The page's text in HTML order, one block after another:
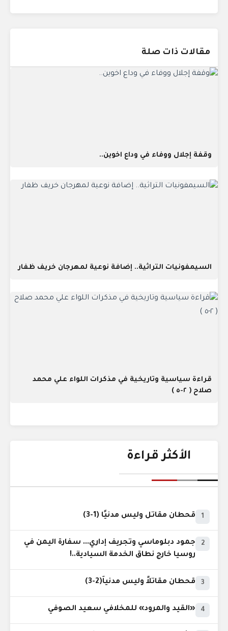
مقالات ذات صلة
وقفة إجلال ووفاء في وداع اخوين..
السيمفونيات التراثية.. إضافة نوعية لمهرجان خريف ظفار
قراءة سياسية وتاريخية في مذكرات اللواء علي محمد
صلاح ( ٢-٥ )
الأكثر قراءة
1 قحطان مقاتل وليس مدنيًا (1-3)
2
جمود دبلوماسي وتجريف إداري... سفارة اليمن في
روسيا خارج نطاق الخدمة السيادية..!
3 قحطان مقاتلاً وليس مدنياً(2-3)
4 «القيد والمرود» للمخلافي سعيد الصوفي